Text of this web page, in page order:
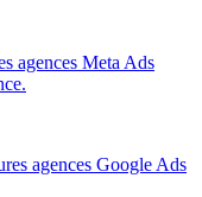
agences Meta Ads
agences Google Ads